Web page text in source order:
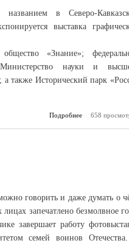
в Северо-
выставка
«Знание»;
науки и
также Исторический парк
Подробнее
о Они
658
говорить и даже думать о
запечатлено безмолвное
завершает работу
семей воинов